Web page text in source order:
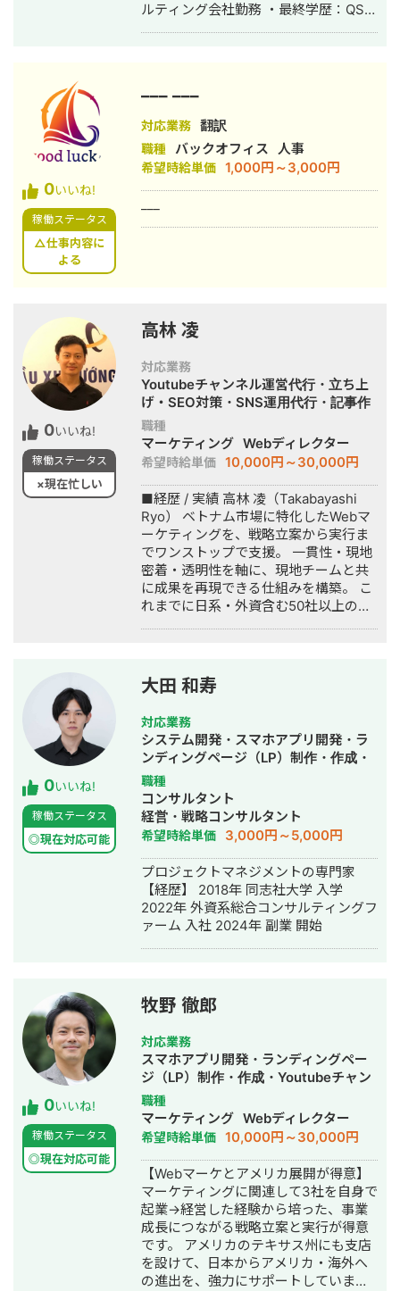
ルティング会社勤務 ・最終学歴：QS世
・2018年：メッセージアプリ開発会社
にて、SE兼PMとして従事 ・2019年：
有名大手インターンシップ10社以上参
加（サイバーエージェント、チームラ
ボ、PwC、デロイトなど）
0いいね!
稼働ステータス
△仕事内容に
よる
対応業務 翻訳
職種 バックオフィス 人事
希望時給単価 1,000円～3,000円
0いいね!
稼働ステータス
×現在忙しい
高林 凌
対応業務
Youtubeチャンネル運営代行・立ち上
げ・SEO対策・SNS運用代行・記事作
成代行・ライティング・翻訳・リステ
ィング広告運用代行・オウンドメディ
ア制作・構築・運用代行・動画制作・
動画編集・AI活用
職種
マーケティング Webディレクター
希望時給単価 10,000円～30,000円
■経歴 / 実績 高林 凌（Takabayashi
Ryo） ベトナム市場に特化したWebマ
ーケティングを、戦略立案から実行ま
でワンストップで支援。 一貫性・現地
密着・透明性を軸に、現地チームと共
に成果を再現できる仕組みを構築。 こ
れまでに日系・外資含む50社以上のブ
分析を内製化。 早稲田大学商学部 →
楽天ECコンサル（3年） → ベトナム現
地メディア（3年） → 独立起業。
Vietnam Web Consulting Founder &
CEO／VWC Japan 代表取締役。
0いいね!
稼働ステータス
◎現在対応可能
大田 和寿
対応業務
システム開発・スマホアプリ開発・ラ
ンディングページ（LP）制作・作成・
新規事業立上・翻訳・ホームページ制
作・作成・バナー制作・デザイン・ロ
ゴデザイン・作成・AI活用
職種
コンサルタント
経営・戦略コンサルタント
希望時給単価 3,000円～5,000円
プロジェクトマネジメントの専門家
【経歴】 2018年 同志社大学 入学
2022年 外資系総合コンサルティングフ
ァーム 入社 2024年 副業 開始
0いいね!
稼働ステータス
◎現在対応可能
牧野 徹郎
対応業務
スマホアプリ開発・ランディングペー
ジ（LP）制作・作成・Youtubeチャン
ネル運営代行・立ち上げ・ECサイト構
築・ネットショップ作成代行・SEO対
策・新規事業立上・SNS運用代行・記
事作成代行・ライティング・翻訳・ホ
ームページ制作・作成・リスティング
広告運用代行・オウンドメディア制
作・構築・運用代行
職種
マーケティング Webディレクター
希望時給単価 10,000円～30,000円
【Webマーケとアメリカ展開が得意】
マーケティングに関連して3社を自身で
起業→経営した経験から培った、事業
成長につながる戦略立案と実行が得意
です。 アメリカのテキサス州にも支店
を設けて、日本からアメリカ・海外へ
の進出を、強力にサポートしていま